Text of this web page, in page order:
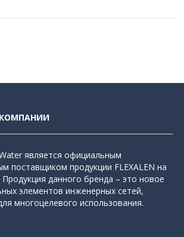
является официальным
поставщиком продукции FLEXALEN на
данного бренда – это новое
элементов инженерных сетей,
многоцелевого использования.